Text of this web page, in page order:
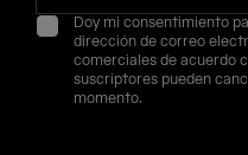
Doy mi consentimiento
dirección de correo
comerciales de acuerdo
suscriptores pueden
momento.